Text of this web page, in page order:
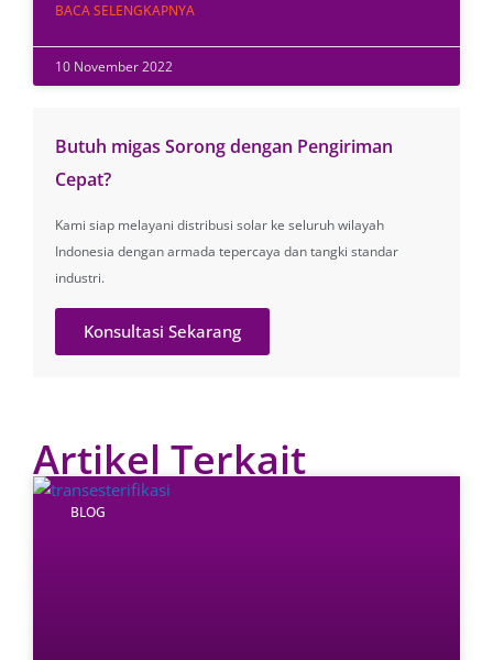
BACA SELENGKAPNYA
10 November 2022
Butuh migas Sorong dengan Pengiriman
Cepat?
Kami siap melayani distribusi solar ke seluruh wilayah
Indonesia dengan armada tepercaya dan tangki standar
industri.
Konsultasi Sekarang
Artikel Terkait
BLOG